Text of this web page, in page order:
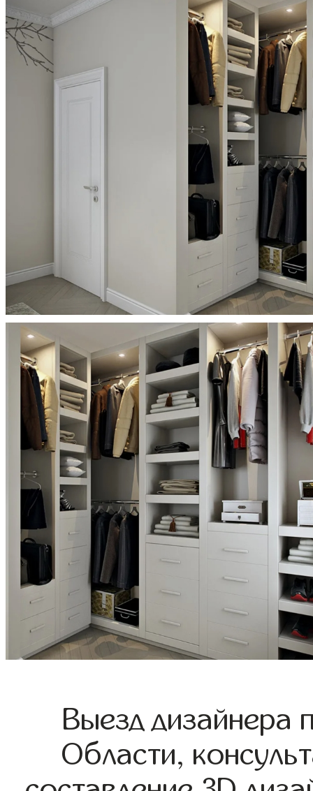
Выезд дизайнера
Области,